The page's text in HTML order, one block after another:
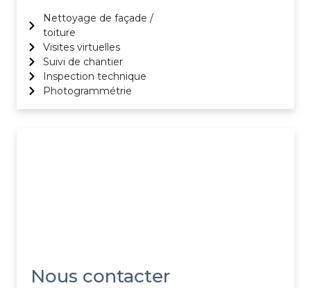
Nettoyage de façade /
toiture
Visites virtuelles
Suivi de chantier
Inspection technique
Photogrammétrie
Nous contacter